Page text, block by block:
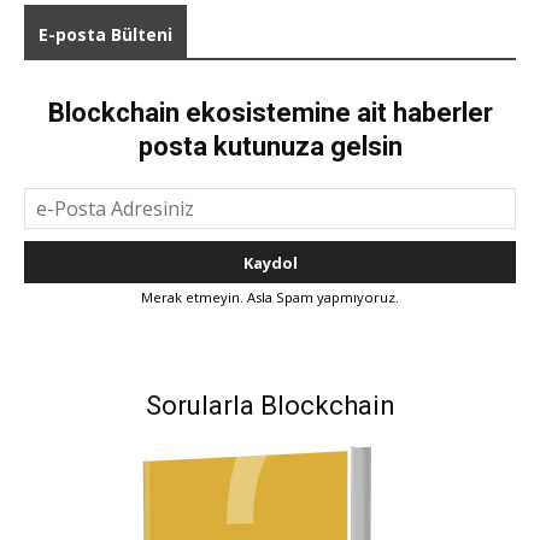
E-posta Bülteni
Blockchain ekosistemine ait haberler
posta kutunuza gelsin
Merak etmeyin. Asla Spam yapmıyoruz.
Sorularla Blockchain